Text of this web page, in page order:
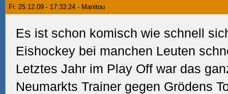
Fr. 25.12.09 - 17:33:24 - Manitou
Es ist schon komisch wie schnell
Eishockey bei manchen Leuten
Letztes Jahr im Play Off war das
Neumarkts Trainer gegen Grödens